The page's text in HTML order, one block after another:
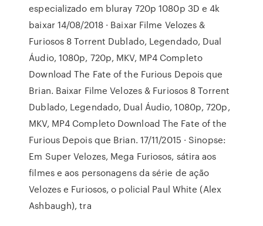
especializado em bluray 720p 1080p 3D e 4k
baixar 14/08/2018 · Baixar Filme Velozes &
Furiosos 8 Torrent Dublado, Legendado, Dual
Áudio, 1080p, 720p, MKV, MP4 Completo
Download The Fate of the Furious Depois que
Brian. Baixar Filme Velozes & Furiosos 8 Torrent
Dublado, Legendado, Dual Áudio, 1080p, 720p,
MKV, MP4 Completo Download The Fate of the
Furious Depois que Brian. 17/11/2015 · Sinopse:
Em Super Velozes, Mega Furiosos, sátira aos
filmes e aos personagens da série de ação
Velozes e Furiosos, o policial Paul White (Alex
Ashbaugh), tra